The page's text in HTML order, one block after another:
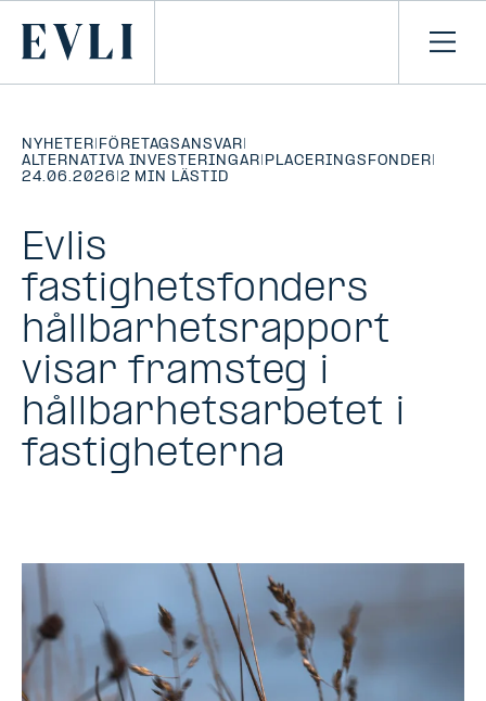
Primary
NYHETER| FÖRETAGSANSVAR|
ALTERNATIVA INVESTERINGAR| PLACERINGSFONDER|
24.06.2026 |2 MIN LÄSTID
Evlis
fastighetsfonders
hållbarhetsrapport
visar framsteg i
hållbarhetsarbetet i
fastigheterna